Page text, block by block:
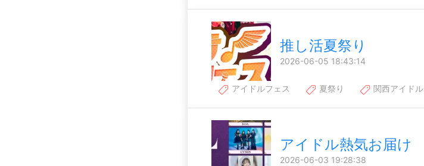
推し活夏祭り
2026-06-05 18:43:14
アイドルフェス 夏祭り 関西アイドル
アイドル熱気お届け
2026-06-03 19:28:38